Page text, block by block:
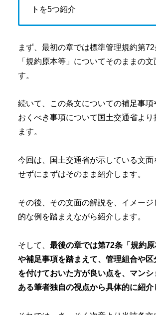
トを5つ紹介
まず、最初の章では標準管理規約第
「規約原本等」についてそのままの文
す。
続いて、この条文についての補足事項
おくべき事項について国土交通省より
ます。
今回は、国土交通省が示している文面
せずにまずはそのまま紹介します。
その後、その文面の解説を、イメー
的な例を踏まえながら紹介します。
そして、 最後の章では第72条「規約
や補足事項を踏まえて、管理組合や区
を付けておいた方が良い点を、マン
ある筆者独自の視点から具体的に紹介